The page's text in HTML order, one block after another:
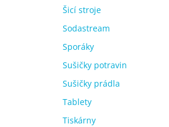
Šicí stroje
Sodastream
Sporáky
Sušičky potravin
Sušičky prádla
Tablety
Tiskárny